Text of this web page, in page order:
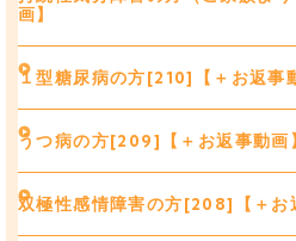
画】
１型糖尿病の方[210]【＋お返事
うつ病の方[209]【＋お返事動画
双極性感情障害の方[208]【＋お